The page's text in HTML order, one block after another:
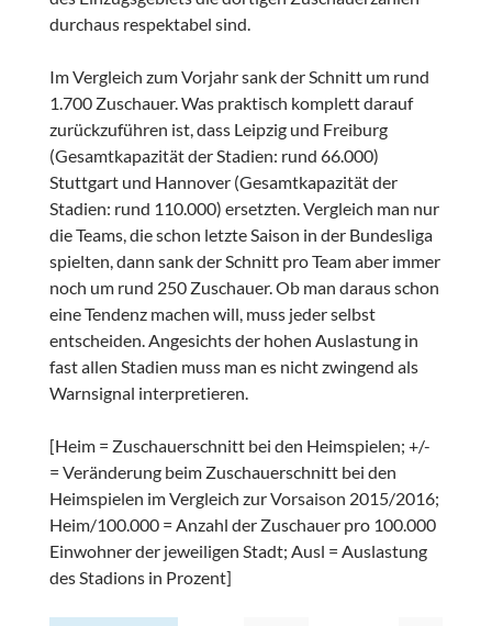
durchaus respektabel sind.
Im Vergleich zum Vorjahr sank der Schnitt um rund
1.700 Zuschauer. Was praktisch komplett darauf
zurückzuführen ist, dass Leipzig und Freiburg
(Gesamtkapazität der Stadien: rund 66.000)
Stuttgart und Hannover (Gesamtkapazität der
Stadien: rund 110.000) ersetzten. Vergleich man nur
die Teams, die schon letzte Saison in der Bundesliga
spielten, dann sank der Schnitt pro Team aber immer
noch um rund 250 Zuschauer. Ob man daraus schon
eine Tendenz machen will, muss jeder selbst
entscheiden. Angesichts der hohen Auslastung in
fast allen Stadien muss man es nicht zwingend als
Warnsignal interpretieren.
[Heim = Zuschauerschnitt bei den Heimspielen; +/-
= Veränderung beim Zuschauerschnitt bei den
Heimspielen im Vergleich zur Vorsaison 2015/2016;
Heim/100.000 = Anzahl der Zuschauer pro 100.000
Einwohner der jeweiligen Stadt; Ausl = Auslastung
des Stadions in Prozent]